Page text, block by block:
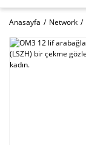
Anasayfa Network